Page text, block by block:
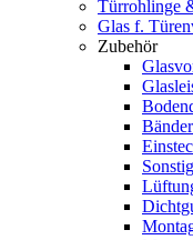
Türrohlinge
Glas f.
Zubehör